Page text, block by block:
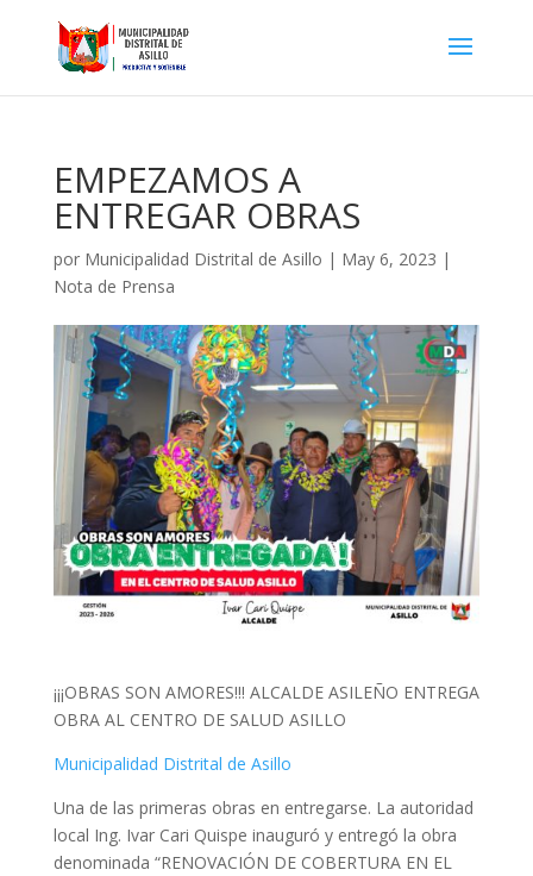
EMPEZAMOS A
ENTREGAR OBRAS
por Municipalidad Distrital de Asillo | May 6, 2023 |
Nota de Prensa
¡¡¡OBRAS SON AMORES!!! ALCALDE ASILEÑO ENTREGA
OBRA AL CENTRO DE SALUD ASILLO
Municipalidad Distrital de Asillo
Una de las primeras obras en entregarse. La autoridad
local Ing. Ivar Cari Quispe inauguró y entregó la obra
denominada “RENOVACIÓN DE COBERTURA EN EL